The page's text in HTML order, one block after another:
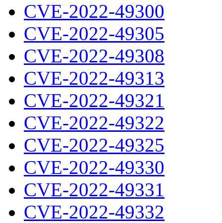
CVE-2022-49300
CVE-2022-49305
CVE-2022-49308
CVE-2022-49313
CVE-2022-49321
CVE-2022-49322
CVE-2022-49325
CVE-2022-49330
CVE-2022-49331
CVE-2022-49332